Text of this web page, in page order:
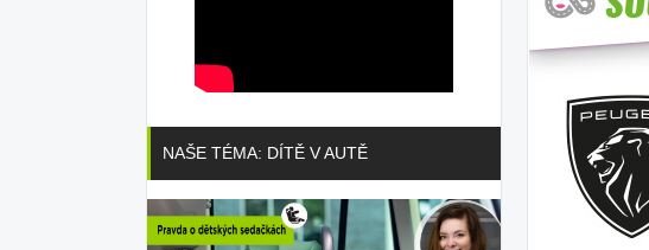
NAŠE TÉMA: DÍTĚ V AUTĚ